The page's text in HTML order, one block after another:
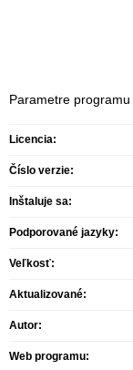
Parametre programu
Licencia:
Číslo verzie:
Inštaluje sa:
Podporované jazyky:
Veľkosť:
Aktualizované:
Autor:
Web programu: